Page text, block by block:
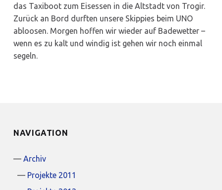
das Taxiboot zum Eisessen in die Altstadt von Trogir.
Zurück an Bord durften unsere Skippies beim UNO
abloosen. Morgen hoffen wir wieder auf Badewetter –
wenn es zu kalt und windig ist gehen wir noch einmal
segeln.
NAVIGATION
Archiv
Projekte 2011